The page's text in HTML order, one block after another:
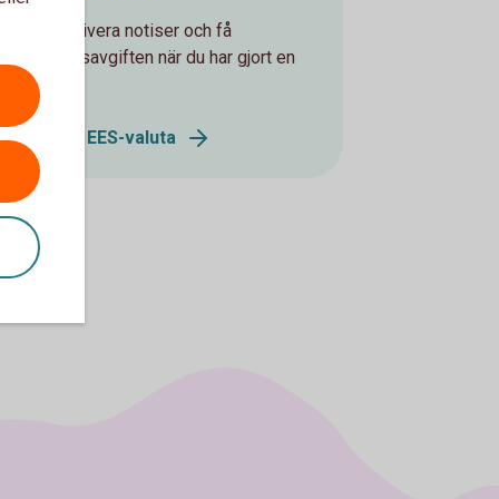
du aktivera notiser och få
när du har gjort en
valuta.
i annan EES-valuta